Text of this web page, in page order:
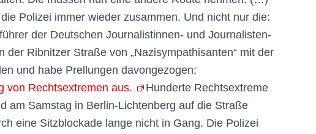
Polizei immer wieder zusammen. Und nicht nur die:
der Deutschen Journalistinnen- und Journalisten-
der Ribnitzer Straße von „Nazisympathisanten“ mit der
und habe Prellungen davongezogen;
von Rechtsextremen aus.
Hunderte Rechtsextreme
am Samstag in Berlin-Lichtenberg auf die Straße
eine Sitzblockade lange nicht in Gang. Die Polizei